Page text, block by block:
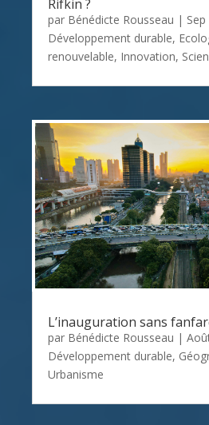
Rifkin ?
par Bénédicte Rousseau |
Développement durable,
renouvelable, Innovation,
L’inauguration sans
par Bénédicte Rousseau |
Développement durable,
Urbanisme